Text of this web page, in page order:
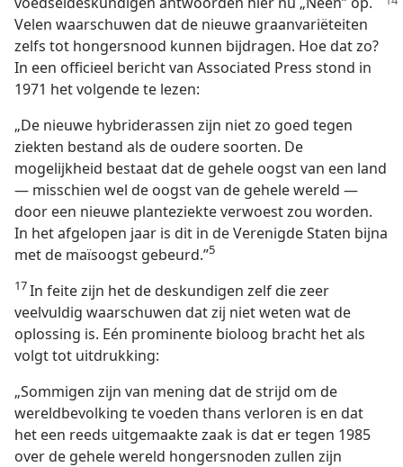
Velen waarschuwen dat de nieuwe graanvariëteiten
zelfs tot hongersnood kunnen bijdragen. Hoe dat zo?
In een officieel bericht van Associated Press stond in
1971 het volgende te lezen:
„De nieuwe hybriderassen zijn niet zo goed tegen
ziekten bestand als de oudere soorten. De
mogelijkheid bestaat dat de gehele oogst van een land
— misschien wel de oogst van de gehele wereld —
door een nieuwe planteziekte verwoest zou worden.
In het afgelopen jaar is dit in de Verenigde Staten bijna
met de maïsoogst gebeurd.”5
17In feite zijn het de deskundigen zelf die zeer
veelvuldig waarschuwen dat zij niet weten wat de
oplossing is. Eén prominente bioloog bracht het als
volgt tot uitdrukking:
„Sommigen zijn van mening dat de strijd om de
wereldbevolking te voeden thans verloren is en dat
het een reeds uitgemaakte zaak is dat er tegen 1985
over de gehele wereld hongersnoden zullen zijn